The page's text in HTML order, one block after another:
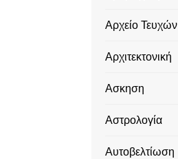
Αρχείο Τευχών
Αρχιτεκτονική
Ασκηση
Αστρολογία
Αυτοβελτίωση